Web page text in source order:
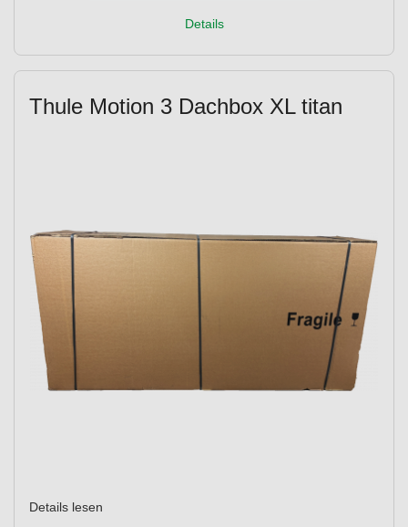
Details
Thule Motion 3 Dachbox XL titan
Details lesen